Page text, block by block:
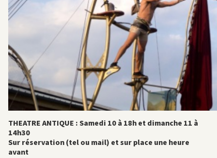
THEATRE ANTIQUE : Samedi 10 à 18h et dimanche 11 à
14h30
Sur réservation (tel ou mail) et sur place une heure
avant